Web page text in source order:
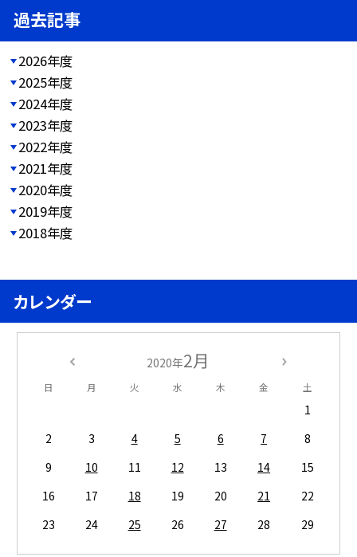
過去記事
2026年度
2025年度
2024年度
2023年度
2022年度
2021年度
2020年度
2019年度
2018年度
カレンダー
2020年2月
日 月 火 水 木 金 土
1
2
3 4 5 6 7
8
9
10 11 12 13 14
15
16
17 18 19 20 21
22
23
24 25 26 27 28 29